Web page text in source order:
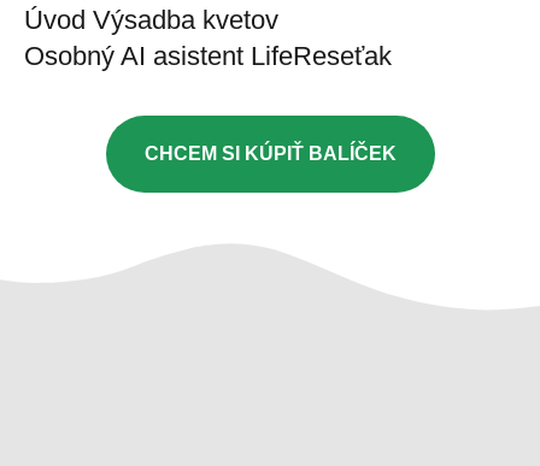
Úvod Výsadba kvetov
Osobný AI asistent LifeReseťak
CHCEM SI KÚPIŤ BALÍČEK